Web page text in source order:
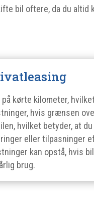
bil oftere, da du altid
kørte kilometer,
hvis grænsen
hvilket betyder, at
eller tilpasninger
kan opstå, hvis
brug.